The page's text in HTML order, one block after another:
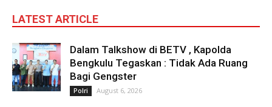
LATEST ARTICLE
Dalam Talkshow di BETV , Kapolda
Bengkulu Tegaskan : Tidak Ada Ruang
Bagi Gengster
Polri August 6, 2026